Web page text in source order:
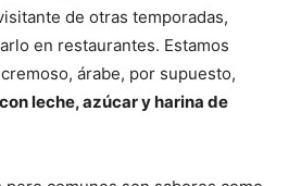
de otras temporadas,
en restaurantes. Estamos
árabe, por supuesto,
leche, azúcar y harina de